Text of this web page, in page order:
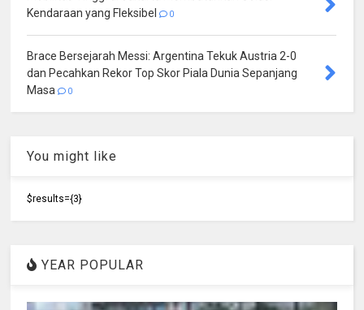
Kendaraan yang Fleksibel
0
Brace Bersejarah Messi: Argentina Tekuk Austria 2-0
dan Pecahkan Rekor Top Skor Piala Dunia Sepanjang
Masa
0
You might like
$results={3}
YEAR POPULAR